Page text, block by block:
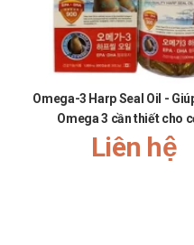
Video
Omega-3 Harp Seal Oil -
Omega 3 cần thiết cho
Liên hệ